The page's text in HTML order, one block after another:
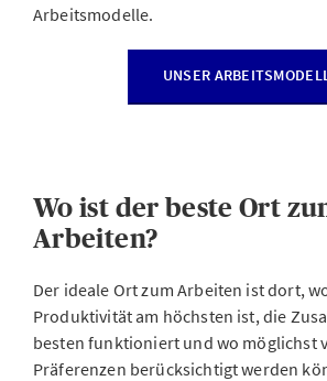
Arbeitsmodelle.
UNSER
Wo ist der beste Ort
Arbeiten?
Der ideale Ort zum Arbeiten ist dort,
Produktivität am höchsten ist, die
besten funktioniert und wo möglichst
Präferenzen berücksichtigt werden